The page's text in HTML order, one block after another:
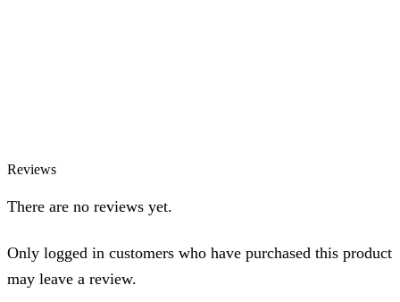
Reviews
There are no reviews yet.
Only logged in customers who have purchased this product
may leave a review.